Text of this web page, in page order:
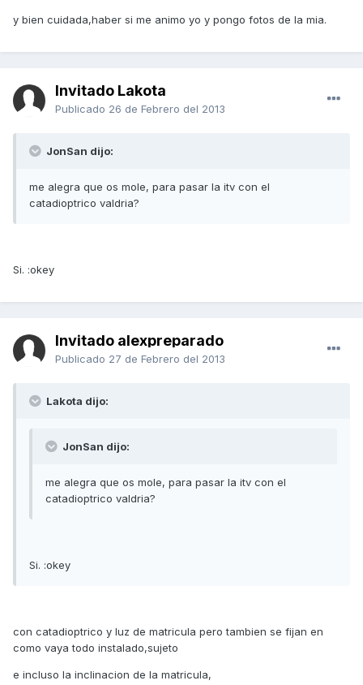
y bien cuidada,haber si me animo yo y pongo fotos de la mia.
Invitado Lakota
Publicado 26 de Febrero del 2013
JonSan dijo:
me alegra que os mole, para pasar la itv con el
catadioptrico valdria?
Si. :okey
Invitado alexpreparado
Publicado 27 de Febrero del 2013
Lakota dijo:
JonSan dijo:
me alegra que os mole, para pasar la itv con el
catadioptrico valdria?
Si. :okey
con catadioptrico y luz de matricula pero tambien se fijan en
como vaya todo instalado,sujeto
e incluso la inclinacion de la matricula,